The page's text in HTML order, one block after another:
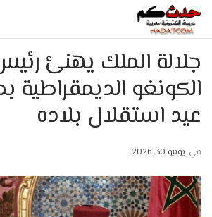
جلالة الملك يهنئ
الكونغو الديمقراطية
عيد استقلال بلاده
في يونيو 30, 2026